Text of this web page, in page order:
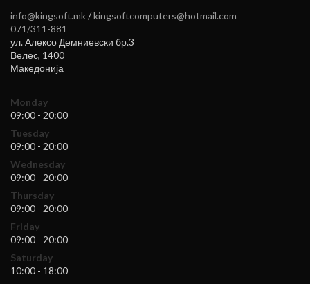
info@kingsoft.mk/kingsoftcomputers@hotmail.com
071/311-881
ул. Алексо Демниевски бр.3
Велес, 1400
Македонија
Monday
09:00 - 20:00
Tuesday
09:00 - 20:00
Wednesday
09:00 - 20:00
Thursday
09:00 - 20:00
Friday
09:00 - 20:00
Saturday
10:00 - 18:00